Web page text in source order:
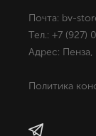
Почта: bv-
Тел.: +7 (927)
Адрес: Пенза,
Политика